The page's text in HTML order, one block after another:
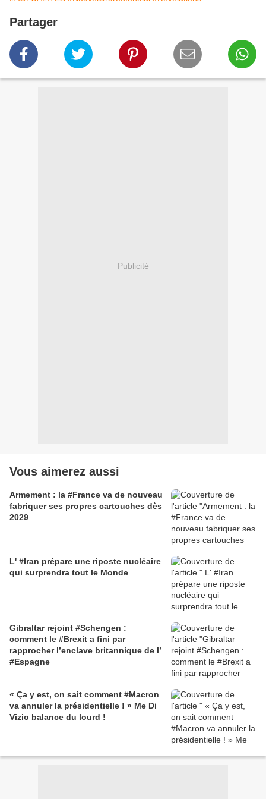
Partager
Publicité
Vous aimerez aussi
Armement : la #France va de nouveau
fabriquer ses propres cartouches dès
2029
L' #Iran prépare une riposte nucléaire
qui surprendra tout le Monde
Gibraltar rejoint #Schengen :
comment le #Brexit a fini par
rapprocher l’enclave britannique de l’
#Espagne
« Ça y est, on sait comment #Macron
va annuler la présidentielle ! » Me Di
Vizio balance du lourd !